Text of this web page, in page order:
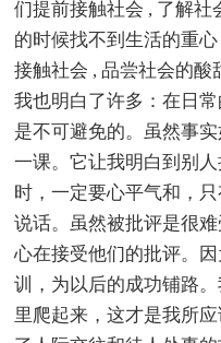
们提前接触社会 , 了解社
的时候找不到生活的重
接触社会 , 品尝社会的酸
我也明白了许多：在日
是不可避免的。虽然事
一课。它让我明白到别
时，一定要心平气和，
说话。虽然被批评是很
心在接受他们的批评。
训，为以后的成功铺路
里爬起来，这才是我所